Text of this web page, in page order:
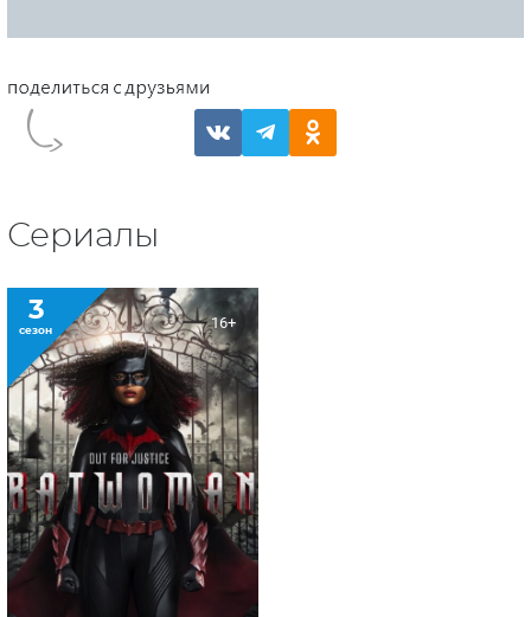
Сериалы
3
сезон 16+